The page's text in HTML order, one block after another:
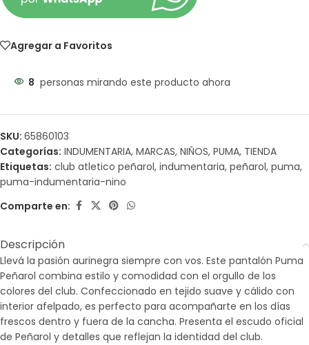
Agregar a Favoritos
8 personas mirando este producto ahora
SKU: 65860103
Categorías: INDUMENTARIA, MARCAS, NIÑOS, PUMA, TIENDA
Etiquetas: club atletico peñarol, indumentaria, peñarol, puma,
puma-indumentaria-nino
Comparte en:
Descripción
Llevá la pasión aurinegra siempre con vos. Este pantalón Puma
Peñarol combina estilo y comodidad con el orgullo de los
colores del club. Confeccionado en tejido suave y cálido con
interior afelpado, es perfecto para acompañarte en los días
frescos dentro y fuera de la cancha. Presenta el escudo oficial
de Peñarol y detalles que reflejan la identidad del club.